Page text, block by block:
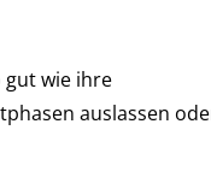
wie ihre
auslassen